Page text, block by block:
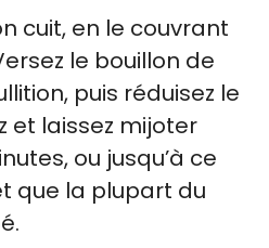
cuit, en le couvrant
le bouillon de
puis réduisez le
et laissez mijoter
ou jusqu’à ce
que la plupart du